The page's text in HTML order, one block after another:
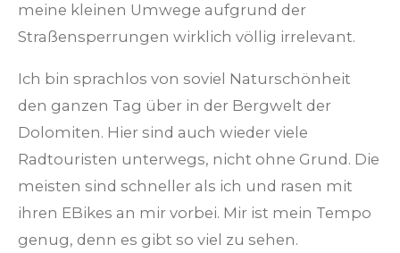
meine kleinen Umwege aufgrund der
Straßensperrungen wirklich völlig irrelevant.
Ich bin sprachlos von soviel Naturschönheit
den ganzen Tag über in der Bergwelt der
Dolomiten. Hier sind auch wieder viele
Radtouristen unterwegs, nicht ohne Grund. Die
meisten sind schneller als ich und rasen mit
ihren EBikes an mir vorbei. Mir ist mein Tempo
genug, denn es gibt so viel zu sehen.